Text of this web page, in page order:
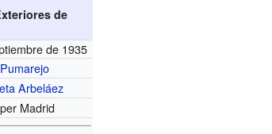
de
de 1935
Arbeláez
Madrid